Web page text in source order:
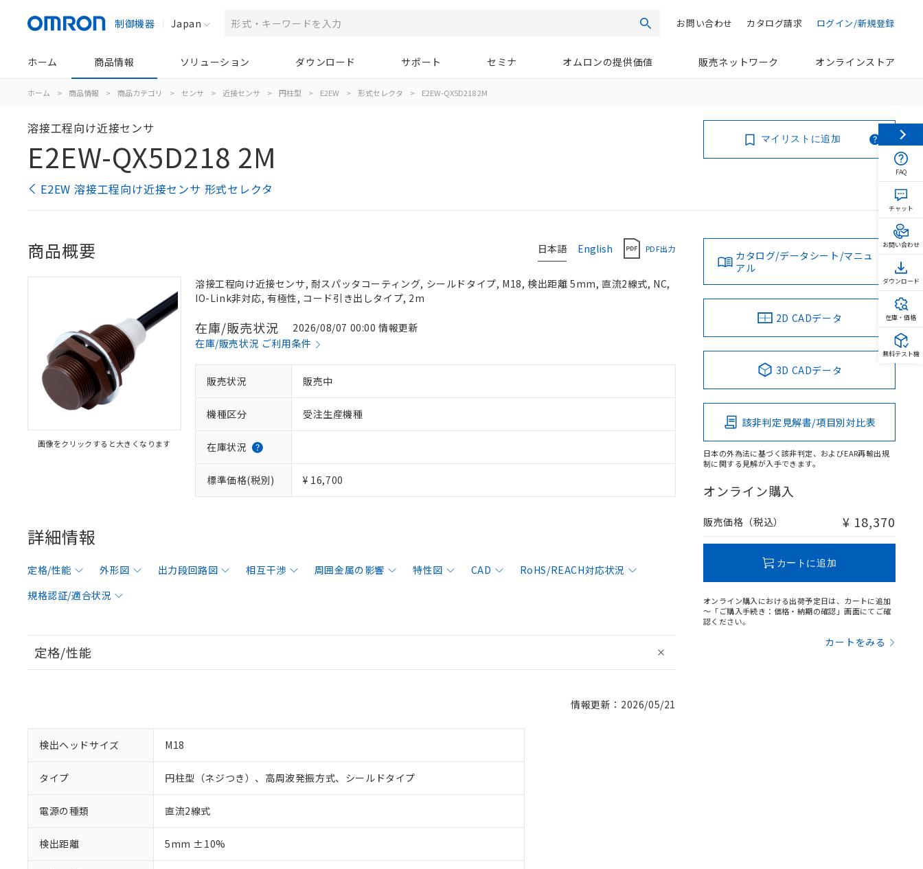
制御機器 Japan 検索 ログイン/新規登録
カタログ請求
お問い合わせ
ホーム 商品情報 ソリューション ダウンロード サポート セミナ オムロンの提供価値 販売ネットワーク オンラインストア
ホーム > 商品情報 > 商品カテゴリ > センサ > 近接センサ > 円柱型 > E2EW > 形式セレクタ > E2EW-QX5D218 2M
溶接工程向け近接センサ
E2EW-QX5D218 2M
E2EW 溶接工程向け近接センサ 形式セレクタ
マイリストに追加
日本語 English PDF出力
商品概要
画像をクリックすると大きくなります
溶接工程向け近接センサ, 耐スパッタコーティング, シールドタイプ, M18, 検出距離 5mm, 直流2線式, NC,
IO-Link非対応, 有極性, コード引き出しタイプ, 2m
在庫/販売状況
2026/08/07 00:00 情報更新
在庫/販売状況 ご利用条件
販売状況 販売中
機種区分 受注生産機種
在庫状況
標準価格(税別) ¥ 16,700
詳細情報
定格/性能 外形図 出力段回路図 相互干渉 周囲金属の影響 特性図 CAD
RoHS/REACH対応状況
規格認証/適合状況
定格/性能
情報更新：2026/05/21
検出ヘッドサイズ M18
タイプ 円柱型（ネジつき）、高周波発振方式、シールドタイプ
電源の種類 直流2線式
検出距離 5mm ±10%
カタログ/データシート/マニュ
アル
2D CADデータ
3D CADデータ
該非判定見解書/項目別対比表
日本の外為法に基づく該非判定、およびEAR再輸出規
制に関する見解が入手できます。
オンライン購入
販売価格（税込） ¥ 18,370
カートに追加
オンライン購入における出荷予定日は、カートに追加
～「ご購入手続き：価格・納期の確認」画面にてご確
認ください。
カートをみる
FAQ
チャット
お問い合わせ
ダウンロード
在庫・価格
無料テスト機